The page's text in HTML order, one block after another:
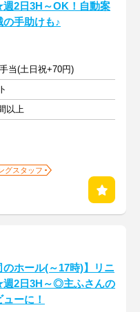
2日3H～OK！自動案
の手助けも♪
当(土日祝+70円)
以上
グスタッフ
のホール(～17時)】リニ
2日3H～◎主ふさんの
ーに！